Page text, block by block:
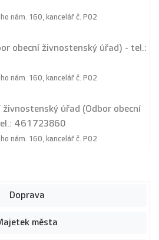
nám. 160, kancelář č. P02
obecní živnostenský úřad) - tel.:
nám. 160, kancelář č. P02
živnostenský úřad (Odbor obecní
461723860
nám. 160, kancelář č. P02
Doprava
města